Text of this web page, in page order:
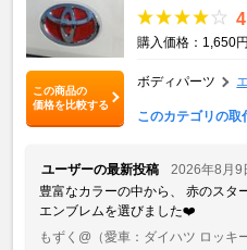
この商品の
価格を比較する
購入価格：1,650円
ボディパーツ
このカテゴリの取
ユーザーの最新投稿
2026年8月9
豊富なカラーの中から、 赤のスタ
エンブレムを選びました❤️
もずく@ （愛車：ダイハツ ロッキ